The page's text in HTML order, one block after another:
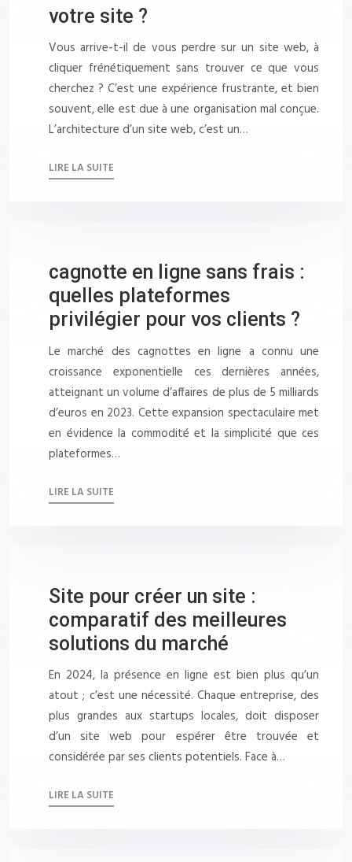
votre site ?
Vous arrive-t-il de vous perdre sur un site web, à
cliquer frénétiquement sans trouver ce que vous
cherchez ? C’est une expérience frustrante, et bien
souvent, elle est due à une organisation mal conçue.
L’architecture d’un site web, c’est un…
LIRE LA SUITE
cagnotte en ligne sans frais :
quelles plateformes
privilégier pour vos clients ?
Le marché des cagnottes en ligne a connu une
croissance exponentielle ces dernières années,
atteignant un volume d’affaires de plus de 5 milliards
d’euros en 2023. Cette expansion spectaculaire met
en évidence la commodité et la simplicité que ces
plateformes…
LIRE LA SUITE
Site pour créer un site :
comparatif des meilleures
solutions du marché
En 2024, la présence en ligne est bien plus qu’un
atout ; c’est une nécessité. Chaque entreprise, des
plus grandes aux startups locales, doit disposer
d’un site web pour espérer être trouvée et
considérée par ses clients potentiels. Face à…
LIRE LA SUITE